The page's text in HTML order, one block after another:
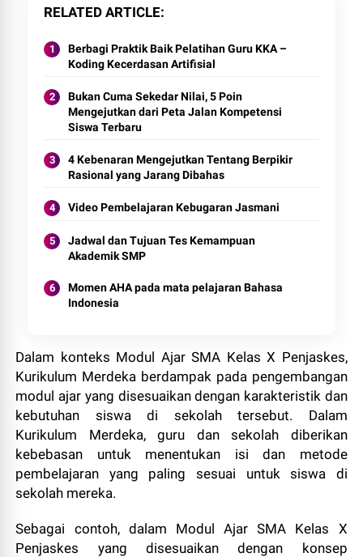
RELATED ARTICLE
Berbagi Praktik Baik Pelatihan Guru KKA –
Koding Kecerdasan Artifisial
Bukan Cuma Sekedar Nilai, 5 Poin
Mengejutkan dari Peta Jalan Kompetensi
Siswa Terbaru
4 Kebenaran Mengejutkan Tentang Berpikir
Rasional yang Jarang Dibahas
Video Pembelajaran Kebugaran Jasmani
Jadwal dan Tujuan Tes Kemampuan
Akademik SMP
Momen AHA pada mata pelajaran Bahasa
Indonesia
Dalam konteks Modul Ajar SMA Kelas X Penjaskes,
Kurikulum Merdeka berdampak pada pengembangan
modul ajar yang disesuaikan dengan karakteristik dan
kebutuhan siswa di sekolah tersebut. Dalam
Kurikulum Merdeka, guru dan sekolah diberikan
kebebasan untuk menentukan isi dan metode
pembelajaran yang paling sesuai untuk siswa di
sekolah mereka.
Sebagai contoh, dalam Modul Ajar SMA Kelas X
Penjaskes yang disesuaikan dengan konsep